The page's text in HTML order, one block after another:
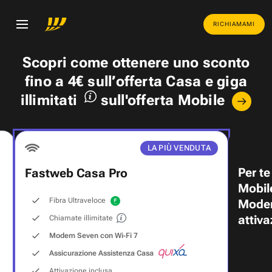
RICHIAMAMI
Scopri come ottenere uno sconto
fino a 4€ sull’offerta Casa egiga
illimitati
sull'offerta Mobile
LA PIÙ VENDUTA
Fastweb Casa Pro
Fibra Ultraveloce
Chiamate illimitate
Modem Seven con Wi‑Fi 7
Assicurazione Assistenza Casa
Per